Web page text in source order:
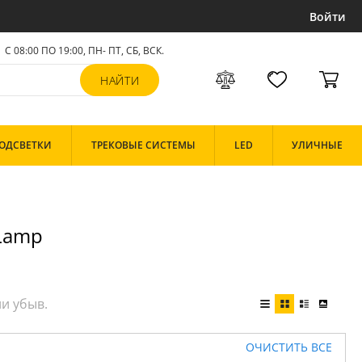
Войти
С 08:00 ПО 19:00, ПН- ПТ,СБ, ВСК.
ТРЕКОВЫЕ СИСТЕМЫ LED УЛИЧНЫЕ
ОЧИСТИТЬ ВСЕ